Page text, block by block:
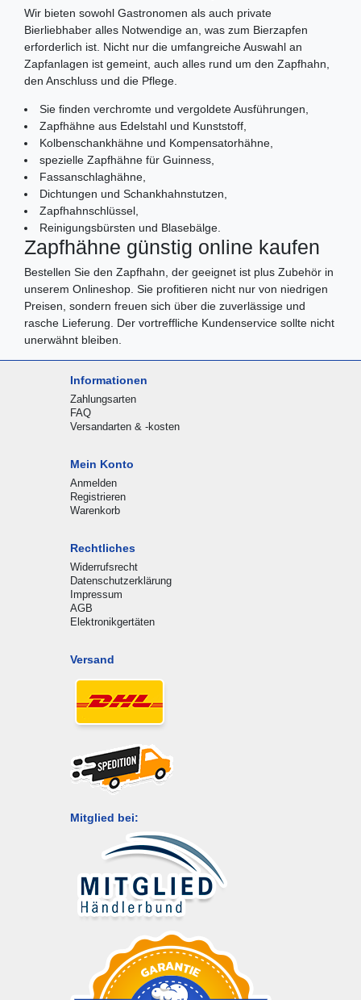
Wir bieten sowohl Gastronomen als auch private
Bierliebhaber alles Notwendige an, was zum Bierzapfen
erforderlich ist. Nicht nur die umfangreiche Auswahl an
Zapfanlagen ist gemeint, auch alles rund um den Zapfhahn,
den Anschluss und die Pflege.
Sie finden verchromte und vergoldete Ausführungen,
Zapfhähne aus Edelstahl und Kunststoff,
Kolbenschankhähne und Kompensatorhähne,
spezielle Zapfhähne für Guinness,
Fassanschlaghähne,
Dichtungen und Schankhahnstutzen,
Zapfhahnschlüssel,
Reinigungsbürsten und Blasebälge.
Zapfhähne günstig online kaufen
Bestellen Sie den Zapfhahn, der geeignet ist plus Zubehör in
unserem Onlineshop. Sie profitieren nicht nur von niedrigen
Preisen, sondern freuen sich über die zuverlässige und
rasche Lieferung. Der vortreffliche Kundenservice sollte nicht
unerwähnt bleiben.
Informationen
Zahlungsarten
FAQ
Versandarten & -kosten
Mein Konto
Anmelden
Registrieren
Warenkorb
Rechtliches
Widerrufsrecht
Datenschutzerklärung
Impressum
AGB
Elektronikgertäten
Versand
Mitglied bei: